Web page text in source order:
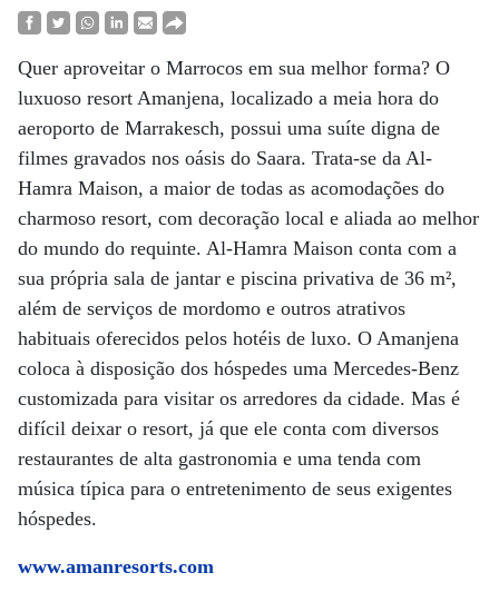
Quer aproveitar o Marrocos em sua melhor forma? O
luxuoso resort Amanjena, localizado a meia hora do
aeroporto de Marrakesch, possui uma suíte digna de
filmes gravados nos oásis do Saara. Trata-se da Al-
Hamra Maison, a maior de todas as acomodações do
charmoso resort, com decoração local e aliada ao melhor
do mundo do requinte. Al-Hamra Maison conta com a
sua própria sala de jantar e piscina privativa de 36 m²,
além de serviços de mordomo e outros atrativos
habituais oferecidos pelos hotéis de luxo. O Amanjena
coloca à disposição dos hóspedes uma Mercedes-Benz
customizada para visitar os arredores da cidade. Mas é
difícil deixar o resort, já que ele conta com diversos
restaurantes de alta gastronomia e uma tenda com
música típica para o entretenimento de seus exigentes
hóspedes.
www.amanresorts.com